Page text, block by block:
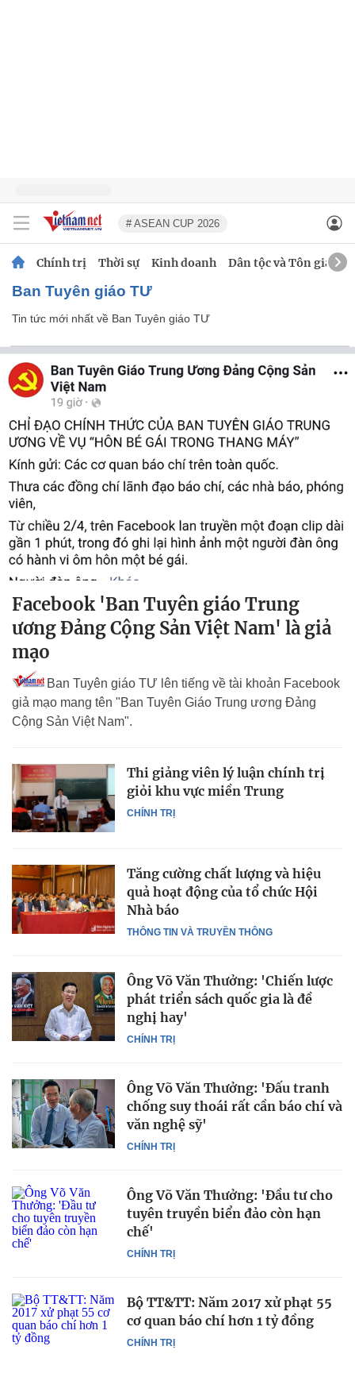
# ASEAN CUP 2026
Chính trị Thời sự Kinh doanh Dân tộc và Tôn giáo
Ban Tuyên giáo TƯ
Tin tức mới nhất về Ban Tuyên giáo TƯ
Facebook 'Ban Tuyên giáo Trung
ương Đảng Cộng Sản Việt Nam' là giả
mạo
Ban Tuyên giáo TƯ lên tiếng về tài khoản Facebook
giả mạo mang tên "Ban Tuyên Giáo Trung ương Đảng
Cộng Sản Việt Nam".
CHÍNH TRỊ
Thi giảng viên lý luận chính trị
giỏi khu vực miền Trung
THÔNG TIN VÀ TRUYỀN THÔNG
Tăng cường chất lượng và hiệu
quả hoạt động của tổ chức Hội
Nhà báo
CHÍNH TRỊ
Ông Võ Văn Thưởng: 'Chiến lược
phát triển sách quốc gia là đề
nghị hay'
CHÍNH TRỊ
Ông Võ Văn Thưởng: 'Đấu tranh
chống suy thoái rất cần báo chí và
văn nghệ sỹ'
CHÍNH TRỊ
Ông Võ Văn Thưởng: 'Đầu tư cho
tuyên truyền biển đảo còn hạn
chế'
CHÍNH TRỊ
Bộ TT&TT: Năm 2017 xử phạt 55
cơ quan báo chí hơn 1 tỷ đồng